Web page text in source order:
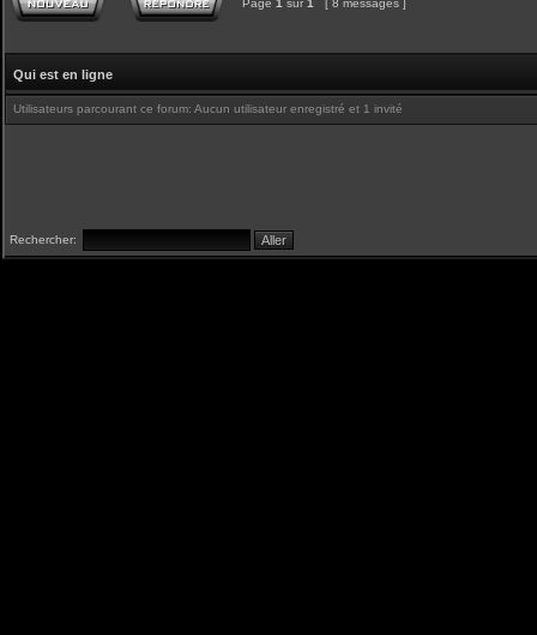
Page 1 sur 1 [ 8 messages ]
Qui est en ligne
Utilisateurs parcourant ce forum: Aucun utilisateur enregistré et 1 invité
Rechercher: